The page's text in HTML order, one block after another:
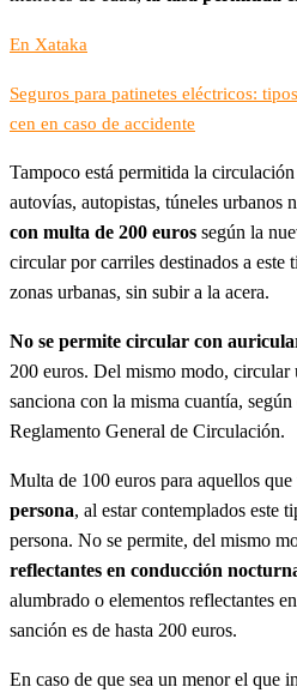
En Xataka
Seguros para patinetes eléctricos:
cen en caso de accidente
Tampoco está permitida la
autovías, autopistas, túneles urbanos
con multa de 200 euros según la
circular por carriles destinados a este
zonas urbanas, sin subir a la acera.
No se permite circular con
200 euros. Del mismo modo,
sanciona con la misma cuantía,
Reglamento General de Circulación.
Multa de 100 euros para aquellos que
persona, al estar contemplados este
persona. No se permite, del mismo
reflectantes en conducción
alumbrado o elementos reflectantes
sanción es de hasta 200 euros.
En caso de que sea un menor el que